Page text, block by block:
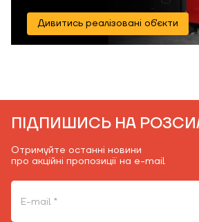
Дивитись реалізовані об'єкти
ПІДПИШИСЬ НА
Отримуйте останні новини
про акційні пропозиції на e-mail